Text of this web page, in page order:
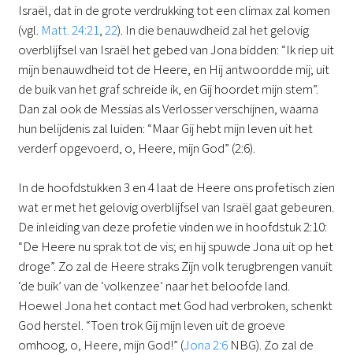
Israël, dat in de grote verdrukking tot een climax zal komen
(vgl. Matt. 24:21,22). In die benauwdheid zal het gelovig
overblijfsel van Israël het gebed van Jona bidden: “Ik riep uit
mijn benauwdheid tot de Heere, en Hij antwoordde mij; uit
de buik van het graf schreide ik, en Gij hoordet mijn stem”.
Dan zal ook de Messias als Verlosser verschijnen, waarna
hun belijdenis zal luiden: “Maar Gij hebt mijn leven uit het
verderf opgevoerd, o, Heere, mijn God” (2:6).
In de hoofdstukken 3 en 4 laat de Heere ons profetisch zien
wat er met het gelovig overblijfsel van Israël gaat gebeuren.
De inleiding van deze profetie vinden we in hoofdstuk 2:10:
“De Heere nu sprak tot de vis; en hij spuwde Jona uit op het
droge”. Zo zal de Heere straks Zijn volk terugbrengen vanuit
‘de buik’ van de ‘volkenzee’ naar het beloofde land.
Hoewel Jona het contact met God had verbroken, schenkt
God herstel. “Toen trok Gij mijn leven uit de groeve
omhoog, o, Heere, mijn God!” (Jona 2:6NBG). Zo zal de